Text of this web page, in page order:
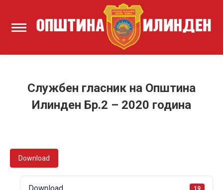
Службен гласник на Општина
Илинден Бр.2 – 2020 годинa
Download
19